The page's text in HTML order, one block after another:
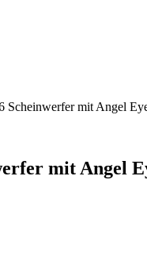
mit Angel
mit Angel